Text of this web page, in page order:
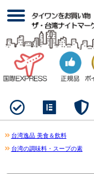
台湾逸品 美食＆飲料
台湾の調味料・スープの素